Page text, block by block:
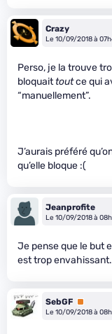
Crazy
Le 10/09/2018 à
Perso, je la trouve
bloquaittoutce qui
“manuellement”.
J’aurais préféré
qu’elle bloque :(
Jeanprofite
Le 10/09/2018 à
Je pense que le but
est trop envahissant.
SebGF Premium
Le 10/09/2018 à